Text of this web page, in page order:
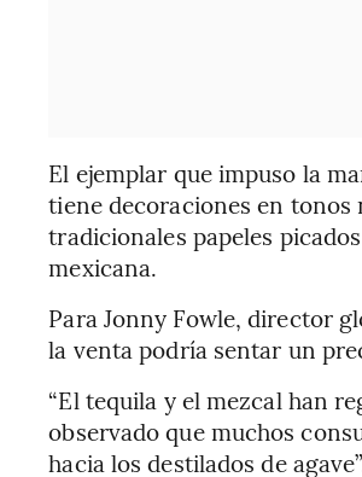
El ejemplar que impuso la
tiene decoraciones en tonos
tradicionales papeles
mexicana.
Para Jonny Fowle, director
la venta podría sentar un
“El tequila y el mezcal han
observado que muchos
hacia los destilados de